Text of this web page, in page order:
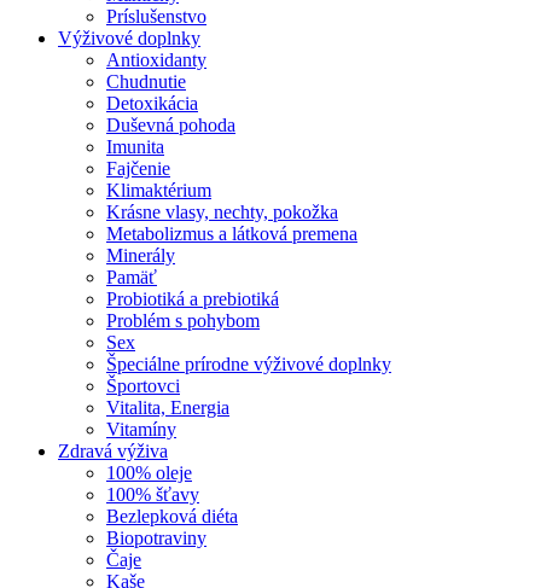
Príslušenstvo
Výživové doplnky
Antioxidanty
Chudnutie
Detoxikácia
Duševná pohoda
Imunita
Fajčenie
Klimaktérium
Krásne vlasy, nechty, pokožka
Metabolizmus a látková premena
Minerály
Pamäť
Probiotiká a prebiotiká
Problém s pohybom
Sex
Špeciálne prírodne výživové doplnky
Športovci
Vitalita, Energia
Vitamíny
Zdravá výživa
100% oleje
100% šťavy
Bezlepková diéta
Biopotraviny
Čaje
Kaše